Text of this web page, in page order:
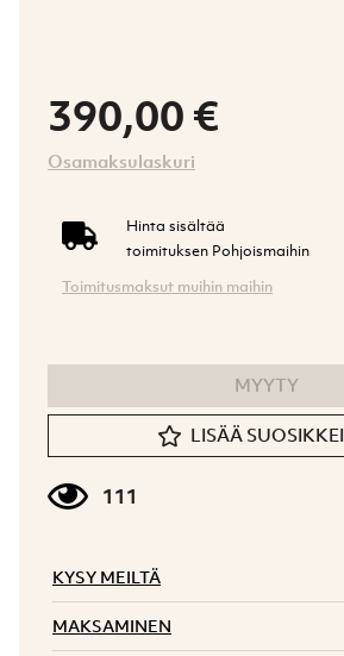
390,00 €
Osamaksulaskuri
Hinta sisältää
toimituksen Pohjoismaihin
Toimitusmaksut muihin maihin
MYYTY
LISÄÄ
111
KYSY MEILTÄ
MAKSAMINEN